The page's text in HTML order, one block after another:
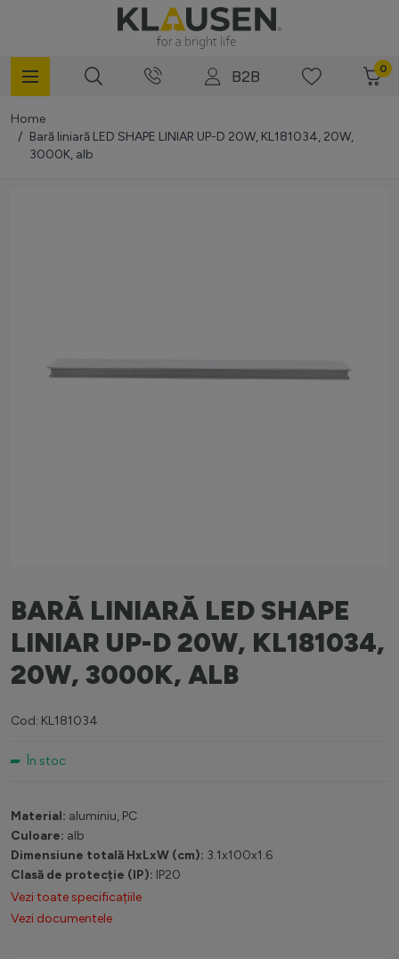
B2B 0
Home
/ Bară liniară LED SHAPE LINIAR UP-D 20W, KL181034, 20W,
3000K, alb
BARĂ LINIARĂ LED SHAPE
LINIAR UP-D 20W, KL181034,
20W, 3000K, ALB
Cod: KL181034
În stoc
Material: aluminiu, PC
Culoare: alb
Dimensiune totală HxLxW (cm): 3.1x100x1.6
Clasă de protecție (IP): IP20
Vezi toate specificațiile
Vezi documentele